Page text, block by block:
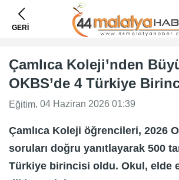
GERİ
Çamlıca Koleji’nden
OKBS’de 4 Türkiye
Eğitim, 04 Haziran 2026 01:39
Çamlıca Koleji öğrencileri, 2026
soruları doğru yanıtlayarak 500
Türkiye birincisi oldu. Okul, elde